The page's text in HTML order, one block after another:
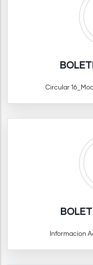
Circular
Informacion